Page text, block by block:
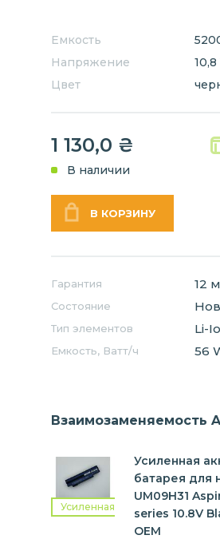
Емкость
Напряжение
10,8
Цвет
1 130,0 ₴
В наличии
Гарантия 12
Состояние
Тип элементов Li-
Емкость, Ватт/ч 56
Взаимозаменяемость
Усиленная
Усиленная
батарея для
UM09H31
series 10.8V
OEM